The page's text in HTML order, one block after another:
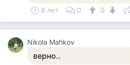
8 лет 0 0
Nikola Mahkov
верно..